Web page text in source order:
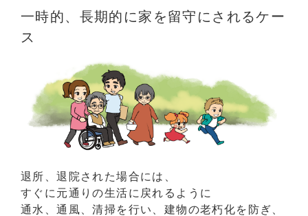
一時的、長期的に家を留守にされるケー
ス
退所、退院された場合には、
すぐに元通りの生活に戻れるように
通水、通風、清掃を行い、建物の老朽化を防ぎ、